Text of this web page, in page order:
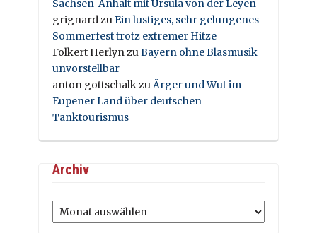
Sachsen-Anhalt mit Ursula von der Leyen
grignardzuEin lustiges, sehr gelungenes
Sommerfest trotz extremer Hitze
Folkert HerlynzuBayern ohne Blasmusik
unvorstellbar
anton gottschalkzuÄrger und Wut im
Eupener Land über deutschen
Tanktourismus
Archiv
Archiv